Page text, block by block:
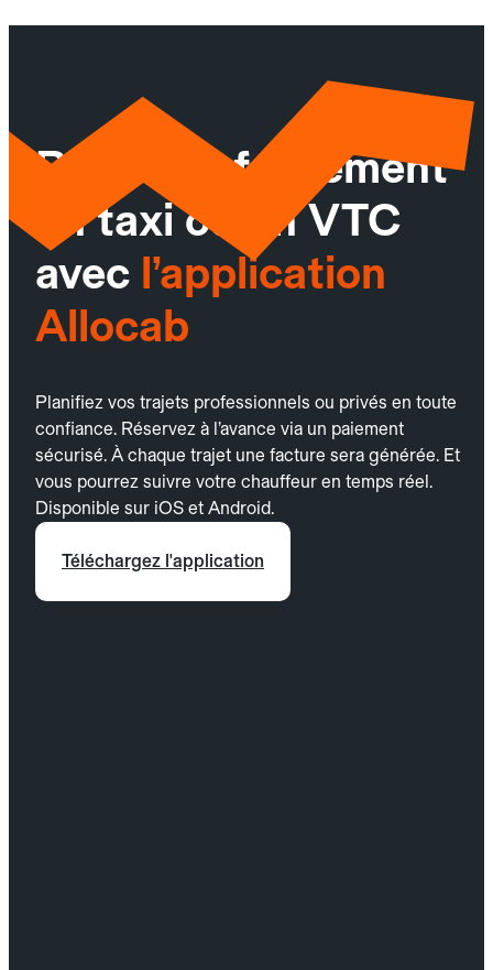
Réservez facilement
un taxi ou un VTC
avec l’application
Allocab
Planifiez vos trajets professionnels ou privés en toute
confiance. Réservez à l’avance via un paiement
sécurisé. À chaque trajet une facture sera générée. Et
vous pourrez suivre votre chauffeur en temps réel.
Disponible sur iOS et Android.
Téléchargez l'application